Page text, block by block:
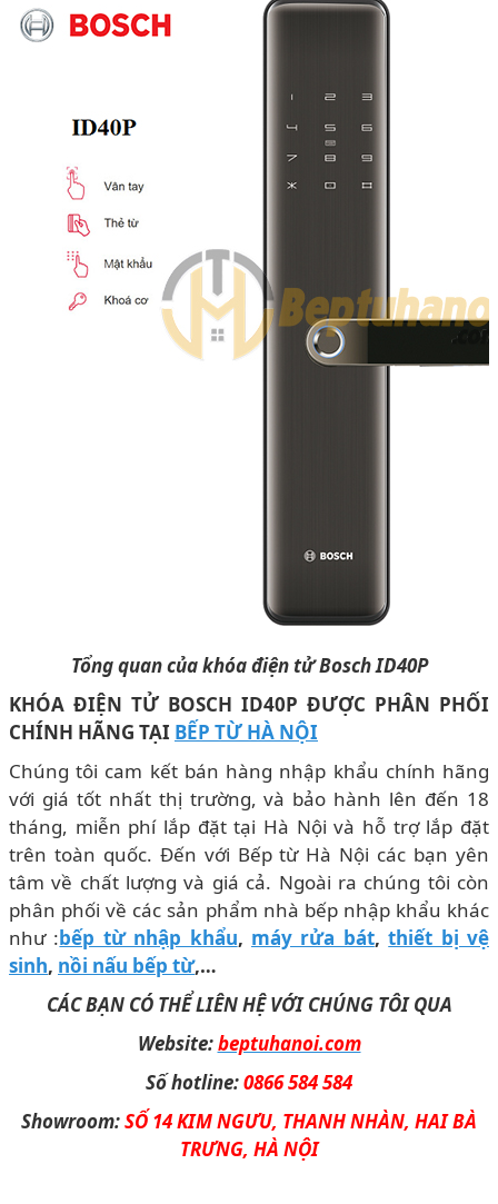
Tổng quan của khóa điện tử Bosch ID40P
KHÓA ĐIỆN TỬ BOSCH ID40P ĐƯỢC PHÂN PHỐI
CHÍNH HÃNG TẠI BẾP TỪ HÀ NỘI
Chúng tôi cam kết bán hàng nhập khẩu chính hãng
với giá tốt nhất thị trường, và bảo hành lên đến 18
tháng, miễn phí lắp đặt tại Hà Nội và hỗ trợ lắp đặt
trên toàn quốc. Đến với Bếp từ Hà Nội các bạn yên
tâm về chất lượng và giá cả. Ngoài ra chúng tôi còn
phân phối về các sản phẩm nhà bếp nhập khẩu khác
như :bếp từ nhập khẩu, máy rửa bát,thiết bị vệ
sinh, nồi nấu bếp từ,…
CÁC BẠN CÓ THỂ LIÊN HỆ VỚI CHÚNG TÔI QUA
Website:beptuhanoi.com
Số hotline:0866 584 584
Showroom:SỐ 14 KIM NGƯU, THANH NHÀN, HAI BÀ
TRƯNG, HÀ NỘI